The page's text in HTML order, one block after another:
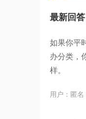
最新回答
如果你平
办分类，
样。
用户：匿名